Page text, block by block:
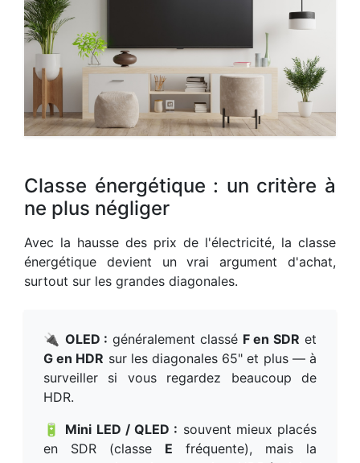
Classe énergétique : un critère à
ne plus négliger
Avec la hausse des prix de l'électricité, la classe
énergétique devient un vrai argument d'achat,
surtout sur les grandes diagonales.
🔌 OLED : généralement classé F en SDR et
G en HDR sur les diagonales 65" et plus — à
surveiller si vous regardez beaucoup de
HDR.
🔋 Mini LED / QLED : souvent mieux placés
en SDR (classe E fréquente), mais la